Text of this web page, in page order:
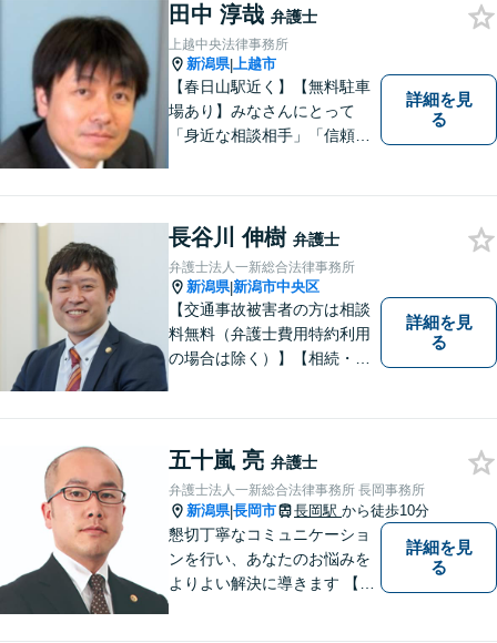
災・不貞慰謝料は相談料初回
無料】【顧問先企業300社以
上】
田中 淳哉 弁護士
上越中央法律事務所
新潟県|上越市
【春日山駅近く】【無料駐車
場あり】みなさんにとって
「身近な相談相手」「信頼で
人お一人の不安や悩みをしっ
かり受け止め、丁寧な対応を
心がけます。お気軽にご相談
ください。
詳細を見
る
長谷川 伸樹 弁護士
弁護士法人一新総合法律事務所
新潟県|新潟市中央区
【交通事故被害者の方は相談
料無料（弁護士費用特約利用
の場合は除く）】【相続・債
てお力になります
詳細を見
る
五十嵐 亮 弁護士
弁護士法人一新総合法律事務所 長岡事務所
新潟県|長岡市 長岡駅 から徒歩10分
懇切丁寧なコミュニケーショ
ンを行い、あなたのお悩みを
よりよい解決に導きます 【交
詳細を見
る